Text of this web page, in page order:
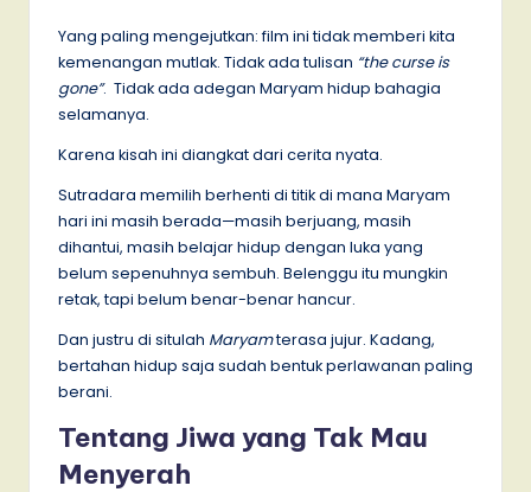
Yang paling mengejutkan: film ini tidak memberi kita
kemenangan mutlak. Tidak ada tulisan “the curse is
gone”. Tidak ada adegan Maryam hidup bahagia
selamanya.
Karena kisah ini diangkat dari cerita nyata.
Sutradara memilih berhenti di titik di mana Maryam
hari ini masih berada—masih berjuang, masih
dihantui, masih belajar hidup dengan luka yang
belum sepenuhnya sembuh. Belenggu itu mungkin
retak, tapi belum benar-benar hancur.
Dan justru di situlah Maryamterasa jujur. Kadang,
bertahan hidup saja sudah bentuk perlawanan paling
berani.
Tentang Jiwa yang Tak Mau
Menyerah